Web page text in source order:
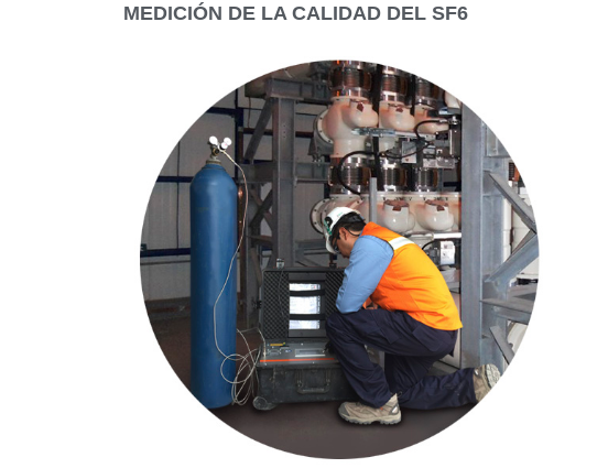
MEDICIÓN DE LA CALIDAD DEL SF6